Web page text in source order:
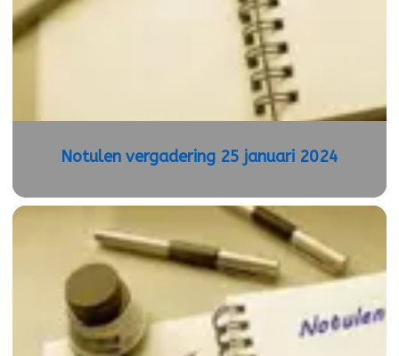
Notulen vergadering 25 januari 2024